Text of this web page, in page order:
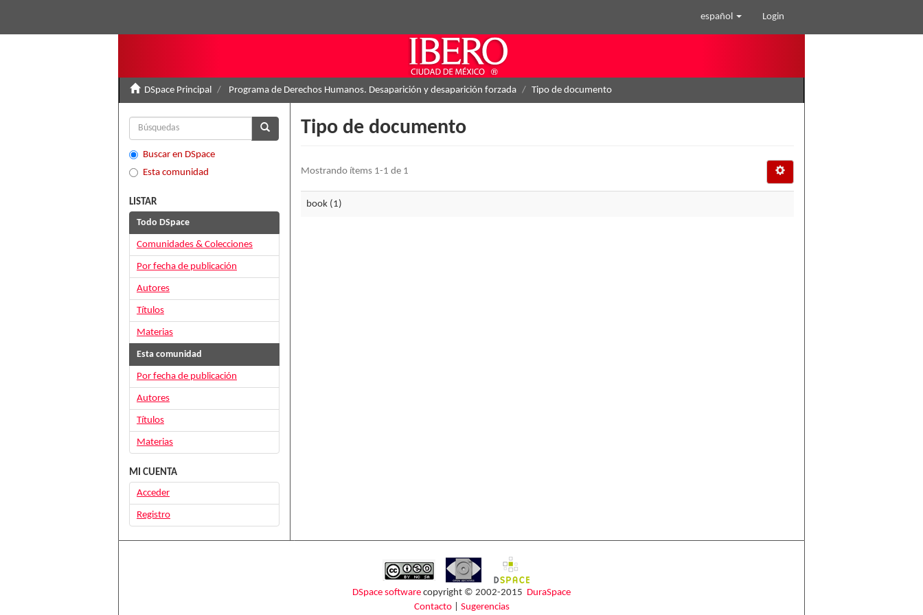
español Login
DSpace Principal Programa de Derechos Humanos. Desaparición y desaparición forzada Tipo de documento
Tipo de documento
Mostrando ítems 1-1 de 1
book (1)
Buscar en DSpace
Esta comunidad
LISTAR
Todo DSpace
Comunidades & Colecciones
Por fecha de publicación
Autores
Títulos
Materias
Esta comunidad
Por fecha de publicación
Autores
Títulos
Materias
MI CUENTA
Acceder
Registro
DSpace software copyright © 2002-2015 DuraSpace
Contacto| Sugerencias